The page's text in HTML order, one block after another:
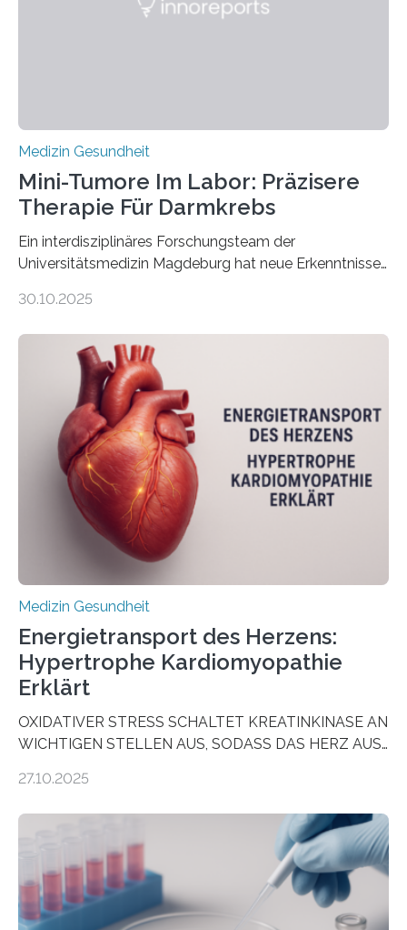
Medizin Gesundheit
Mini-Tumore Im Labor: Präzisere
Therapie Für Darmkrebs
Ein interdisziplinäres Forschungsteam der
Universitätsmedizin Magdeburg hat neue Erkenntnisse
behandelt werden kann. In ihrer aktuellen Studie,
Oncology, zeigen die Forschenden, dass Mini-Tumore
aus Gewebe von Patientinnen und Patienten –
sogenannte Organoide – genutzt werden können, um
vorab zu prüfen, welche Medikamente am besten
wirken. Dabei wurde ein Eiweiß identifiziert, das künftig
als Biomarker für die Wahl der passenden Therapie
dienen könnte. Darmkrebs zählt weltweit zu den
häufigsten Krebsarten und stellt…
30.10.2025
Medizin Gesundheit
Energietransport des Herzens:
Hypertrophe Kardiomyopathie
Erklärt
OXIDATIVER STRESS SCHALTET KREATINKINASE AN
WICHTIGEN STELLEN AUS, SODASS DAS HERZ AUS
aus dem Deutschen Zentrum für Herzinsuffizienz
im Journal Circulation, warum der Energietransport bei
der Hypertrophen Kardiomyopathie (HCM) versagen
kann und wie sich durch eine Verringerung der
Herzbelastung und des oxidativen Stresses
Rhythmusstörungen reduzieren lassen. Würzburg. Die
27.10.2025